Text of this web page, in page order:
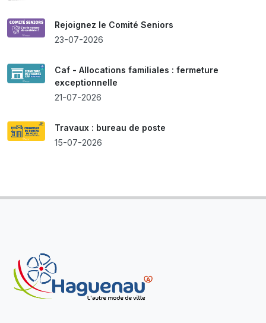
Rejoignez le Comité Seniors
23-07-2026
Caf - Allocations familiales : fermeture
exceptionnelle
21-07-2026
Travaux : bureau de poste
15-07-2026